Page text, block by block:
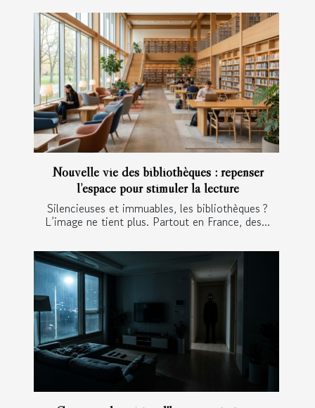
Nouvelle vie des bibliothèques : repenser
l’espace pour stimuler la lecture
Silencieuses et immuables, les bibliothèques ?
L’image ne tient plus. Partout en France, des...